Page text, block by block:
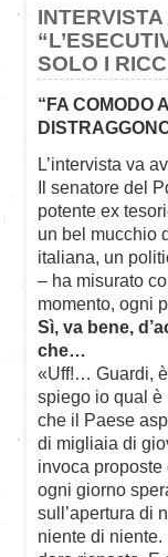
SOLO I
“FA COMODO
L’intervista va
Il senatore del
potente ex
un bel mucchio
italiana, un
– ha misurato
momento, ogni
Sì, va bene,
che…
«Uff!… Guardi,
spiego io qual è
che il Paese
di migliaia di
invoca
ogni giorno
sull’apertura di
niente di